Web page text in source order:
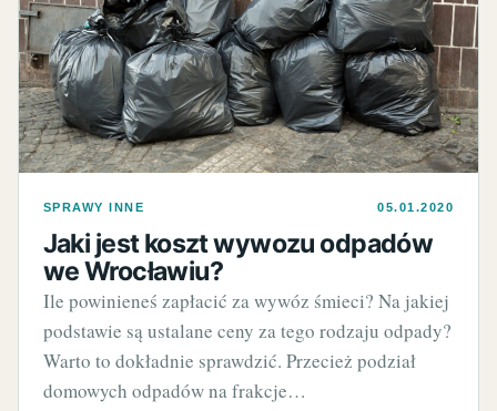
SPRAWY INNE 05.01.2020
Jaki jest koszt wywozu odpadów
we Wrocławiu?
Ile powinieneś zapłacić za wywóz śmieci? Na jakiej
podstawie są ustalane ceny za tego rodzaju odpady?
Warto to dokładnie sprawdzić. Przecież podział
domowych odpadów na frakcje…